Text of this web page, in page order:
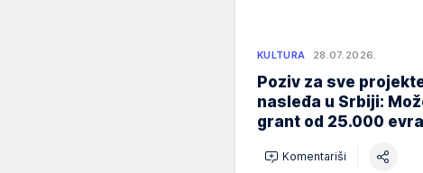
KULTURA 28.07.2026.
Poziv za sve
nasleđa u Srbiji:
grant od 25.000 evra
Komentariši